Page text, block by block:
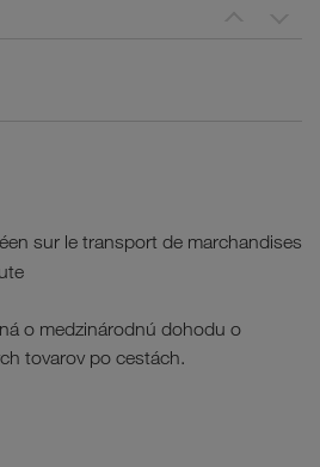
sur le transport de marchandises
o medzinárodnú dohodu o
tovarov po cestách.